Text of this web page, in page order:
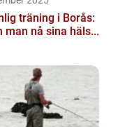
träning i Borås:
man nå sina häls...